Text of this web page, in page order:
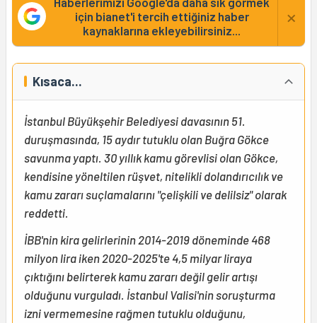
için bianet'i tercih ettiğiniz haber
kaynaklarına ekleyebilirsiniz...
×
Kısaca...
İstanbul Büyükşehir Belediyesi davasının 51.
duruşmasında, 15 aydır tutuklu olan Buğra Gökce
savunma yaptı. 30 yıllık kamu görevlisi olan Gökce,
kendisine yöneltilen rüşvet, nitelikli dolandırıcılık ve
kamu zararı suçlamalarını "çelişkili ve delilsiz" olarak
reddetti.
İBB'nin kira gelirlerinin 2014-2019 döneminde 468
milyon lira iken 2020-2025'te 4,5 milyar liraya
çıktığını belirterek kamu zararı değil gelir artışı
olduğunu vurguladı. İstanbul Valisi'nin soruşturma
izni vermemesine rağmen tutuklu olduğunu,